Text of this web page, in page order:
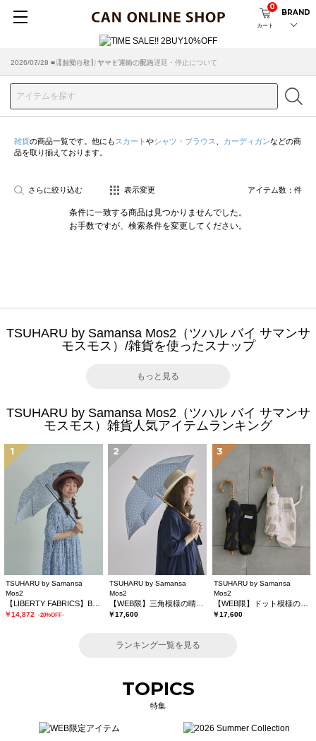
カート
0
BRAND
2026/07/29 ■【お知らせ】ヤマト運輸の配送遅延・停止について
2026/03/18 ■店舗受け取りサービスのご案内
雑貨の商品一覧です。他にも スカート やシャツ・ブラウス カーディガンなどの商
品を取り揃えております。
さらに絞り込む 表示変更 アイテム数： 件
条件に一致する商品は見つかりませんでした。
お手数ですが、検索条件を変更してください。
TSUHARU by Samansa Mos2（ツハル バイ サマンサ
モスモス）/雑貨を使ったスナップ
もっと見る
TSUHARU by Samansa Mos2（ツハル バイ サマンサ
モスモス）雑貨人気アイテムランキング
1
TSUHARU by Samansa
Mos2
￥14,872 -20%OFF-
2
TSUHARU by Samansa
Mos2
￥17,600
3
TSUHARU by Samansa
Mos2
【WEB限】ドット模様の晴雨兼用日傘
￥17,600
ランキング一覧を見る
TOPICS
特集